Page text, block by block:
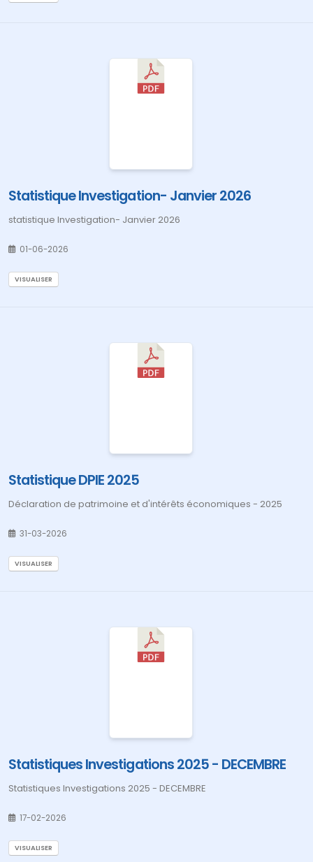
Statistique Investigation- Janvier 2026
statistique Investigation- Janvier 2026
01-06-2026
VISUALISER
Statistique DPIE 2025
Déclaration de patrimoine et d'intérêts économiques - 2025
31-03-2026
VISUALISER
Statistiques Investigations 2025 - DECEMBRE
Statistiques Investigations 2025 - DECEMBRE
17-02-2026
VISUALISER